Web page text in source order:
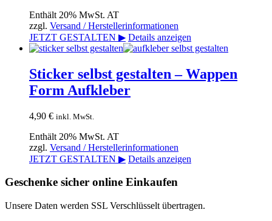
Enthält 20% MwSt. AT
zzgl. Versand / Herstellerinformationen
JETZT GESTALTEN ▶ Details anzeigen
Sticker selbst gestalten – Wappen
Form Aufkleber
4,90 € inkl. MwSt.
Enthält 20% MwSt. AT
zzgl. Versand / Herstellerinformationen
JETZT GESTALTEN ▶ Details anzeigen
Geschenke sicher online Einkaufen
Unsere Daten werden SSL Verschlüsselt übertragen.